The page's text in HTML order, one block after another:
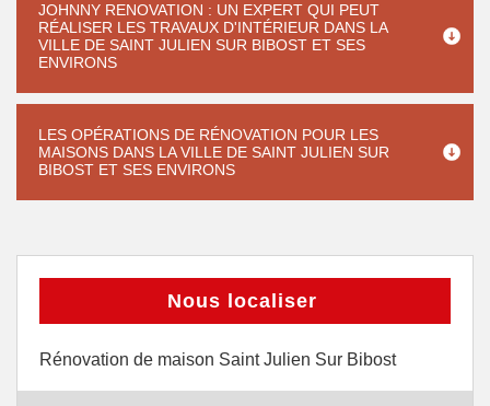
JOHNNY RENOVATION : UN EXPERT QUI PEUT
RÉALISER LES TRAVAUX D'INTÉRIEUR DANS LA
VILLE DE SAINT JULIEN SUR BIBOST ET SES
ENVIRONS
LES OPÉRATIONS DE RÉNOVATION POUR LES
MAISONS DANS LA VILLE DE SAINT JULIEN SUR
BIBOST ET SES ENVIRONS
Nous localiser
Rénovation de maison Saint Julien Sur Bibost